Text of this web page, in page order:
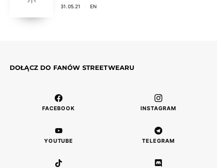
31.05.21 EN
DOŁĄCZ DO FANÓW STREETWEARU
FACEBOOK INSTAGRAM
YOUTUBE TELEGRAM